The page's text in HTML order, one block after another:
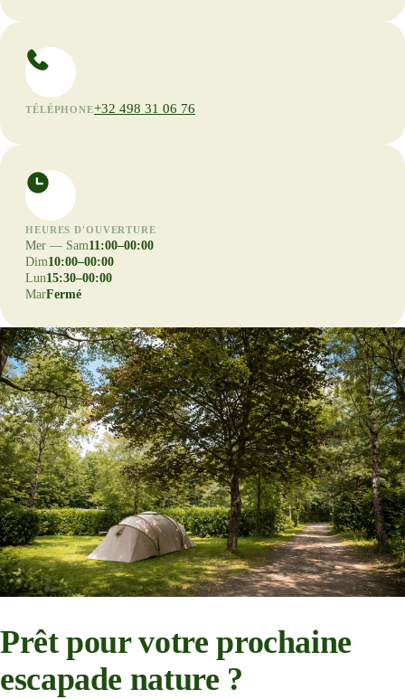
TÉLÉPHONE+32 498 31 06 76
HEURES D'OUVERTURE
Mer — Sam11:00–00:00
Dim10:00–00:00
Lun15:30–00:00
MarFermé
Prêt pour votre prochaine
escapade nature ?